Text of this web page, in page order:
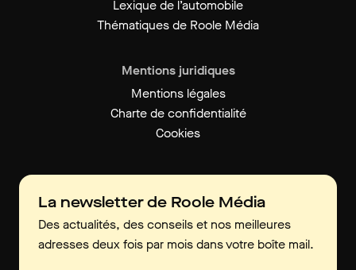
Lexique de l’automobile
Thématiques de Roole Média
Mentions juridiques
Mentions légales
Charte de confidentialité
Cookies
La newsletter de Roole Média
Des actualités, des conseils et nos meilleures
adresses deux fois par mois dans votre boîte mail.